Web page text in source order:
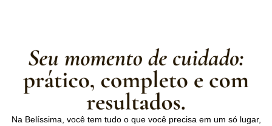
Na Belíssima, você tem tudo o que você precisa em um só lugar,